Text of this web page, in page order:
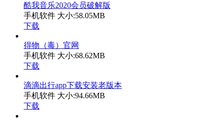
酷我音乐2020会员破解版
手机软件 大小:58.05MB
下载
得物（毒）官网
手机软件 大小:68.62MB
下载
滴滴出行app下载安装老版本
手机软件 大小:94.66MB
下载